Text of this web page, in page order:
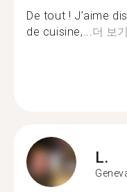
De tout ! J’aime
de cuisine,...더 보기
L.